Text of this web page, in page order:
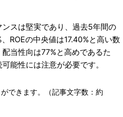
スは堅実であり、過去5年間の
ROEの中央値は17.40%と高い数
当性向は77%と高めであるた
能性には注意が必要です。
できます。（記事文字数：約